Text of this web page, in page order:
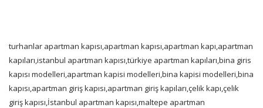
turhanlar apartman kapısı,apartman kapısı,apartman kapı,apartman
kapıları,istanbul apartman kapısı,türkiye apartman kapıları,bina giris
kapısı modelleri,apartman kapisi modelleri,bina kapisi modelleri,bina
kapısı,apartman giriş kapısı,apartman giriş kapıları,çelik kapı,çelik
giriş kapısı,İstanbul apartman kapısı,maltepe apartman